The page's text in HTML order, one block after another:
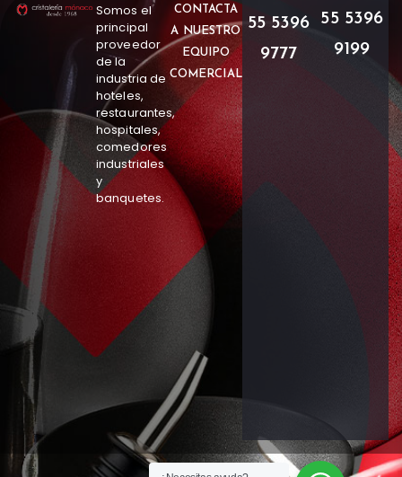
Somos el
principal
proveedor
de la
industria de
hoteles,
restaurantes,
hospitales,
comedores
industriales
y
banquetes.
CONTACTA
A NUESTRO
EQUIPO
COMERCIAL
55 5396
9777
55 5396
9199